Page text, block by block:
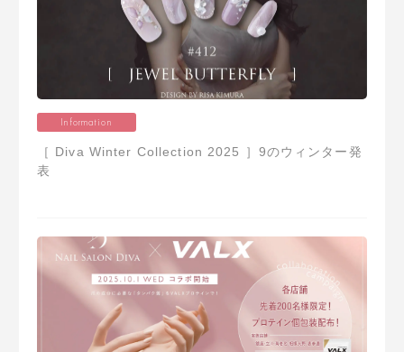
Information
［ Diva Winter Collection 2025 ］9のウィンター発
表